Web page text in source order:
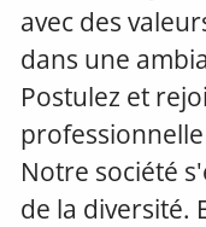
avec des
dans une
Postulez et
professionnelle
Notre société
de la diversité.